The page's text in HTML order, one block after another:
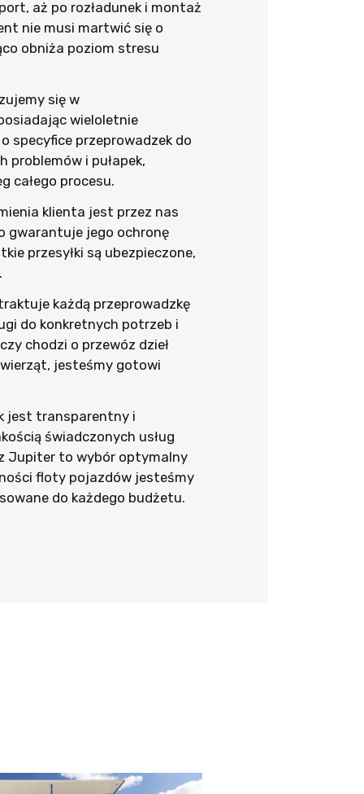
aż po rozładunek i montaż
nie musi martwić się o
obniża poziom stresu
się w
wieloletnie
specyfice przeprowadzek do
problemów i pułapek,
całego procesu.
klienta jest przez nas
gwarantuje jego ochronę
przesyłki są ubezpieczone,
każdą przeprowadzkę
do konkretnych potrzeb i
chodzi o przewóz dzieł
jesteśmy gotowi
jest transparentny i
świadczonych usług
Jupiter to wybór optymalny
floty pojazdów jesteśmy
do każdego budżetu.